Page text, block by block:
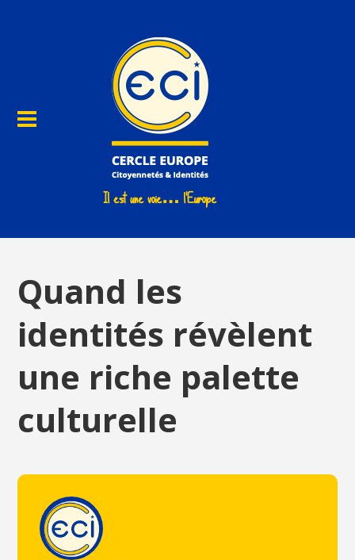
Quand les
identités révèlent
une riche palette
culturelle